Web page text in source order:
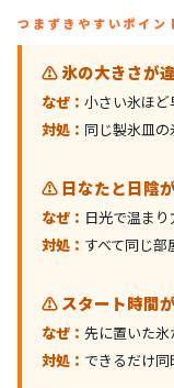
つまずきやすいポイン
⚠️ 氷の大きさが
なぜ： 小さい氷ほど
対処： 同じ製氷皿の
⚠️ 日なたと日陰
なぜ： 日光で温まり
対処： すべて同じ部
⚠️ スタート時間
なぜ： 先に置いた氷
対処： できるだけ同